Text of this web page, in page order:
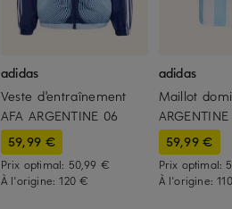
adidas
Veste d'entraînement
AFA ARGENTINE 06
59,99 €
Prix optimal: 50,99 €
À l'origine:120 €
adidas
Maillot
59,99 €
Prix optimal:
À l'origine: